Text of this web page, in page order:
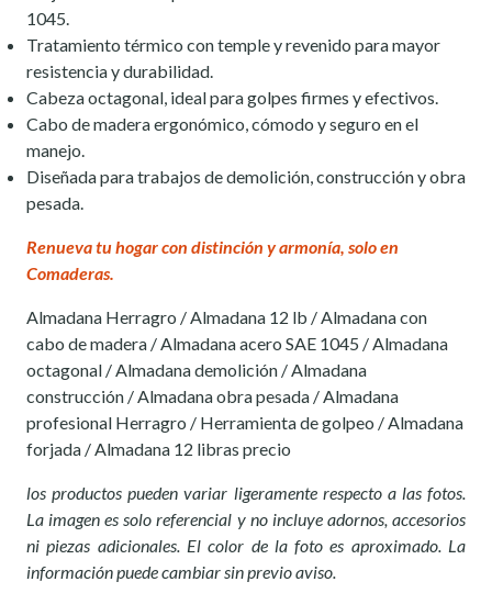
1045.
Tratamiento térmico con temple y revenido para mayor
resistencia y durabilidad.
Cabeza octagonal, ideal para golpes firmes y efectivos.
Cabo de madera ergonómico, cómodo y seguro en el
manejo.
Diseñada para trabajos de demolición, construcción y obra
pesada.
Renueva tu hogar con distinción y armonía, solo en
Comaderas.
Almadana Herragro / Almadana 12 lb / Almadana con
cabo de madera / Almadana acero SAE 1045 / Almadana
octagonal / Almadana demolición / Almadana
construcción / Almadana obra pesada / Almadana
profesional Herragro / Herramienta de golpeo / Almadana
forjada / Almadana 12 libras precio
los productos pueden variar ligeramente respecto a las fotos.
La imagen es solo referencial y no incluye adornos, accesorios
ni piezas adicionales. El color de la foto es aproximado. La
información puede cambiar sin previo aviso.